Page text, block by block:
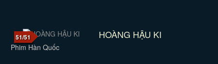
51/51 HOÀNG HẬU KI
Phim Hàn Quốc